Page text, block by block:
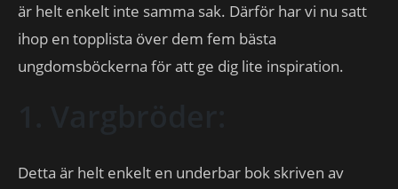
är helt enkelt inte samma sak. Därför har vi nu satt
ihop en topplista över dem fem bästa
ungdomsböckerna för att ge dig lite inspiration.
Detta är helt enkelt en underbar bok skriven av